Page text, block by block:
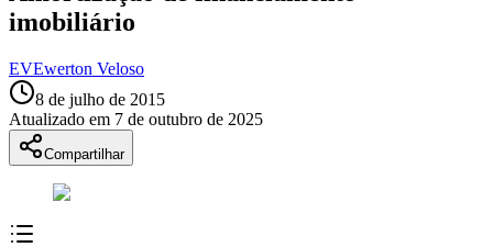
imobiliário
EVEwerton Veloso
8 de julho de 2015
Atualizado em 7 de outubro de 2025
Compartilhar